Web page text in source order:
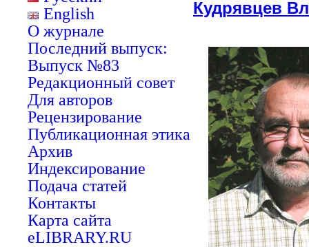
English
О журнале
Последний выпуск:
Выпуск №83
Редакционный совет
Для авторов
Рецензирование
Публикационная этика
Архив
Индексирование
Подача статей
Контакты
Карта сайта
eLIBRARY.RU
Кудрявцев